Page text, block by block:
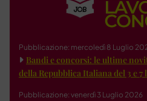
Pubblicazione: mercoledì 8 Luglio
Bandi e concorsi: le ultime
della Repubblica Italiana del 3 e 7
Pubblicazione: venerdì 3 Luglio 2026